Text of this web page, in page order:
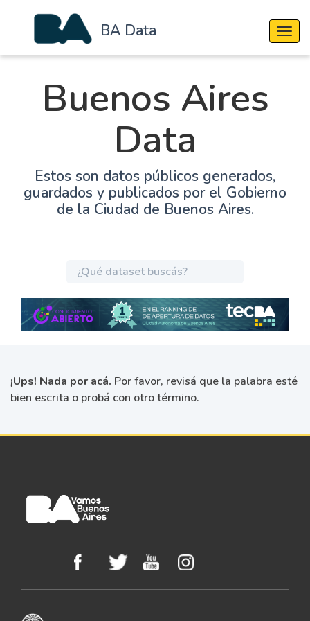
BA Data
Buenos Aires
Data
Estos son datos públicos generados,
guardados y publicados por el Gobierno
de la Ciudad de Buenos Aires.
¡Ups! Nada por acá. Por favor, revisá que la palabra esté
bien escrita o probá con otro término.